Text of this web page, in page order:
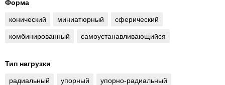
Форма
конический миниатюрный сферический
комбинированный самоустанавливающийся
Тип нагрузки
радиальный упорный упорно-радиальный